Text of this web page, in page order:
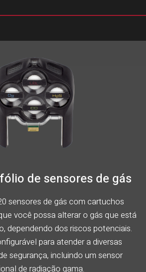
de sensores de gás
sensores de gás com cartuchos
você possa alterar o gás que está
dependendo dos riscos potenciais.
para atender a diversas
segurança, incluindo um sensor
de radiação gama.